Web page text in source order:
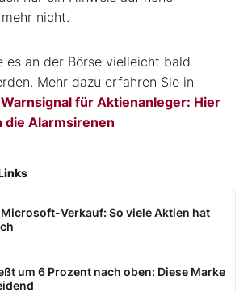
nicht.
es an der Börse vielleicht bald
Mehr dazu erfahren Sie in
Warnsignal für Aktienanleger: Hier
die Alarmsirenen
Verkauf: So viele Aktien hat
um 6 Prozent nach oben: Diese Marke